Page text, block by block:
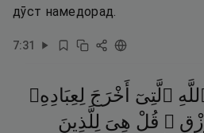
дӯст намедорад.
7:31
ٱلَّتِىٓ أَخْرَجَ لِعِبَادِهِۦ
قُلْ هِىَ لِلَّذِينَ